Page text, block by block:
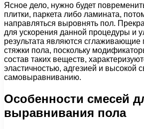
Ясное дело, нужно будет
плитки, паркета либо ламината,
направляться выровнять пол.
для ускорения данной процедуры и
результата являются сглаживающие
стяжки пола, поскольку
состав таких веществ,
эластичностью, адгезией и высокой
самовыравниванию.
Особенности смесей
выравнивания пола